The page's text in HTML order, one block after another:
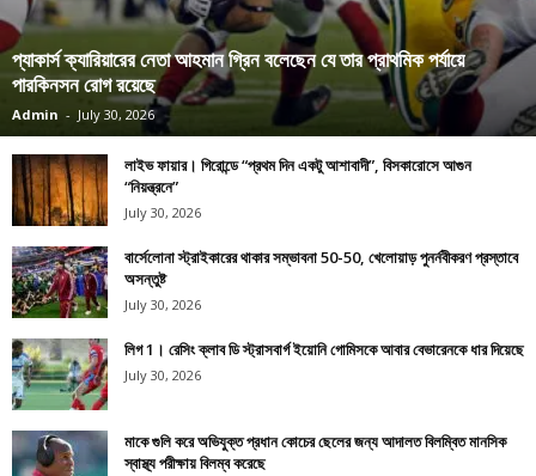
প্যাকার্স ক্যারিয়ারের নেতা আহমান গ্রিন বলেছেন যে তার প্রাথমিক পর্যায়ে
পারকিনসন রোগ রয়েছে
Admin - July 30, 2026
লাইভ ফায়ার। গিরোন্ডে “প্রথম দিন একটু আশাবাদী”, বিসকারোসে আগুন
“নিয়ন্ত্রনে”
July 30, 2026
বার্সেলোনা স্ট্রাইকারের থাকার সম্ভাবনা 50-50, খেলোয়াড় পুনর্নবীকরণ প্রস্তাবে
অসন্তুষ্ট
July 30, 2026
লিগ 1। রেসিং ক্লাব ডি স্ট্রাসবার্গ ইয়োনি গোমিসকে আবার বেভারেনকে ধার দিয়েছে
July 30, 2026
মাকে গুলি করে অভিযুক্ত প্রধান কোচের ছেলের জন্য আদালত বিলম্বিত মানসিক
স্বাস্থ্য পরীক্ষায় বিলম্ব করেছে